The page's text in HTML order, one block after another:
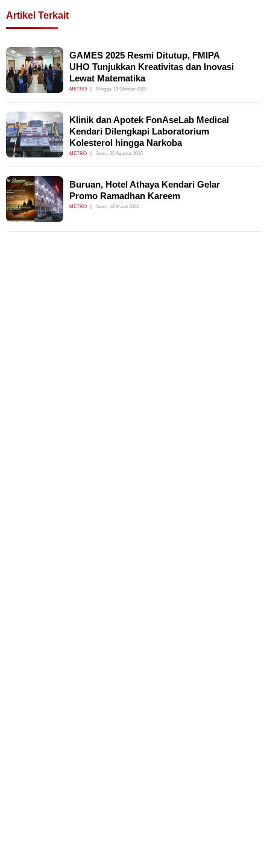
Artikel Terkait
GAMES 2025 Resmi Ditutup, FMIPA
UHO Tunjukkan Kreativitas dan Inovasi
Lewat Matematika
METRO Minggu, 19 Oktober 2025
Klinik dan Apotek FonAseLab Medical
Kendari Dilengkapi Laboratorium
Kolesterol hingga Narkoba
METRO Senin, 25 Agustus 2025
Buruan, Hotel Athaya Kendari Gelar
Promo Ramadhan Kareem
METRO Senin, 18 Maret 2024